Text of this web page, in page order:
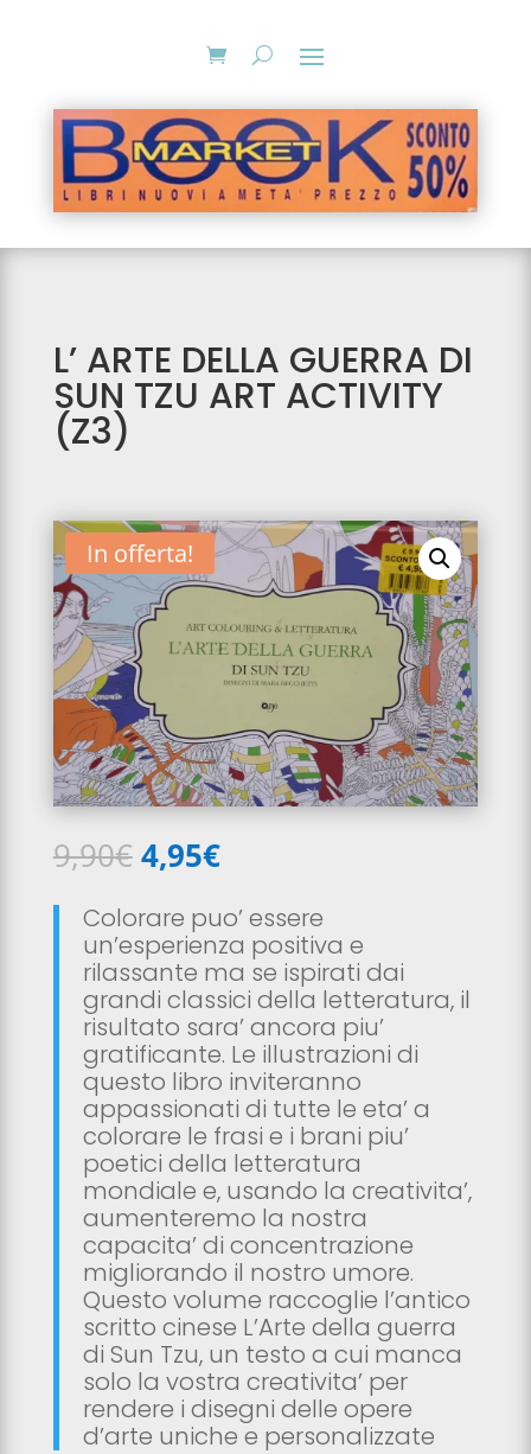
L’ ARTE DELLA GUERRA DI
SUN TZU ART ACTIVITY
(Z3)
In offerta!
9,90€ Il
prezzo
originale
era:
9,90€.
4,95€Il
prezzo
attuale
è:
4,95€.
Colorare puo’ essere
un’esperienza positiva e
rilassante ma se ispirati dai
grandi classici della letteratura, il
risultato sara’ ancora piu’
gratificante. Le illustrazioni di
questo libro inviteranno
appassionati di tutte le eta’ a
colorare le frasi e i brani piu’
poetici della letteratura
mondiale e, usando la creativita’,
aumenteremo la nostra
capacita’ di concentrazione
migliorando il nostro umore.
Questo volume raccoglie l’antico
scritto cinese L’Arte della guerra
di Sun Tzu, un testo a cui manca
solo la vostra creativita’ per
rendere i disegni delle opere
d’arte uniche e personalizzate